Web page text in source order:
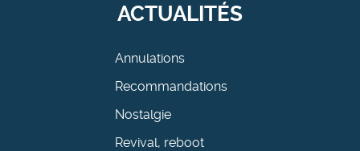
ACTUALITÉS
Annulations
Recommandations
Nostalgie
Revival, reboot